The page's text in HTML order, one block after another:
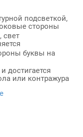
подсветкой,
стороны
свет
буквы на
достигается
или контражура